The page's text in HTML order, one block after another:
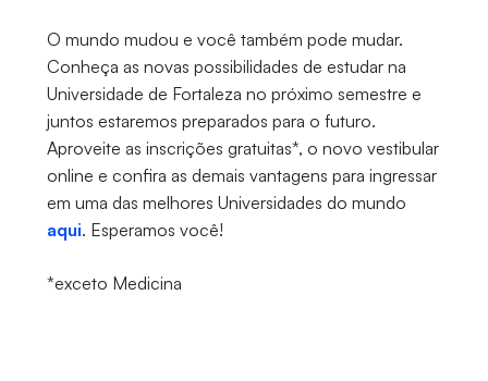
O mundo mudou e você também pode mudar.
Conheça as novas possibilidades de estudar na
Universidade de Fortaleza no próximo semestre e
juntos estaremos preparados para o futuro.
Aproveite as inscrições gratuitas*, o novo vestibular
online e confira as demais vantagens para ingressar
em uma das melhores Universidades do mundo
aqui. Esperamos você!
*exceto Medicina